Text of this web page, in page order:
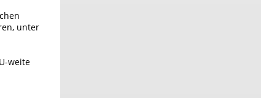
unter
weite